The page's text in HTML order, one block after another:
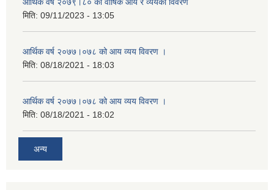
मिति: 09/11/2023 - 13:05
आर्थिक वर्ष २०७७।०७८ को आय व्यय विवरण ।
मिति: 08/18/2021 - 18:03
आर्थिक वर्ष २०७७।०७८ को आय व्यय विवरण ।
मिति: 08/18/2021 - 18:02
अन्य